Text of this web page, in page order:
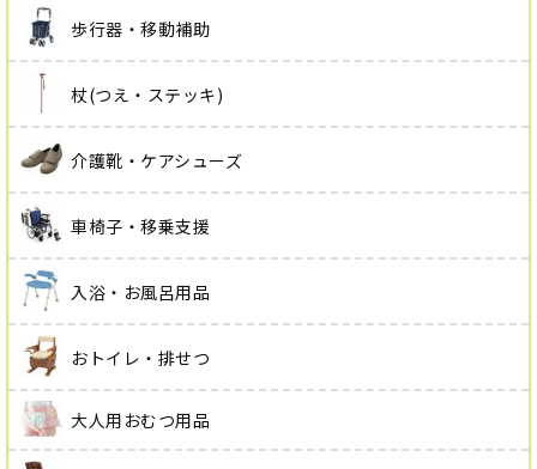
歩行器・移動補助
杖(つえ・ステッキ)
介護靴・ケアシューズ
車椅子・移乗支援
入浴・お風呂用品
おトイレ・排せつ
大人用おむつ用品